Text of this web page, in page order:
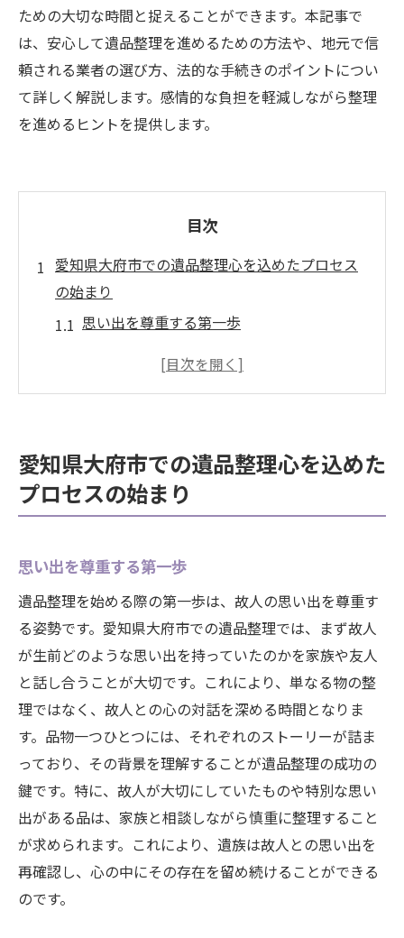
ための大切な時間と捉えることができます。本記事で
は、安心して遺品整理を進めるための方法や、地元で信
頼される業者の選び方、法的な手続きのポイントについ
て詳しく解説します。感情的な負担を軽減しながら整理
を進めるヒントを提供します。
目次
愛知県大府市での遺品整理心を込めたプロセス
の始まり
思い出を尊重する第一歩
地域に根ざした遺品整理の重要性
スムーズな遺品整理への道筋
故人の思い出を大切にするための遺品整理の進
思い出を形に残す方法
遺品整理の基本ステップ
心に寄り添う整理術
思い出の品の選別方法
家族が協力して進めるコツ
思い出を次世代へ引き継ぐ
地元で信頼される遺品整理業者の選び方
信頼できる業者の特徴
地元の口コミを活用する
遺品整理業者の選定基準
安心して依頼できるポイント
愛知県大府市での遺品整理心を込めた
プロセスの始まり
思い出を尊重する第一歩
遺品整理を始める際の第一歩は、故人の思い出を尊重す
る姿勢です。愛知県大府市での遺品整理では、まず故人
が生前どのような思い出を持っていたのかを家族や友人
と話し合うことが大切です。これにより、単なる物の整
理ではなく、故人との心の対話を深める時間となりま
す。品物一つひとつには、それぞれのストーリーが詰ま
っており、その背景を理解することが遺品整理の成功の
鍵です。特に、故人が大切にしていたものや特別な思い
出がある品は、家族と相談しながら慎重に整理すること
が求められます。これにより、遺族は故人との思い出を
再確認し、心の中にその存在を留め続けることができる
のです。